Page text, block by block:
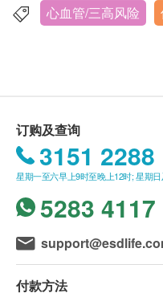
高密度胆固醇
低密度胆固醇
基本健康评估
血压
身高
脉搏率
详细医学问卷
体重
身体质量指数
香港中环花园道3号冠君
心血管/三高风险
订购及查询
3151 2288
星期一至六早上9时至晚上12时; 星期
5283 4117
付款方法